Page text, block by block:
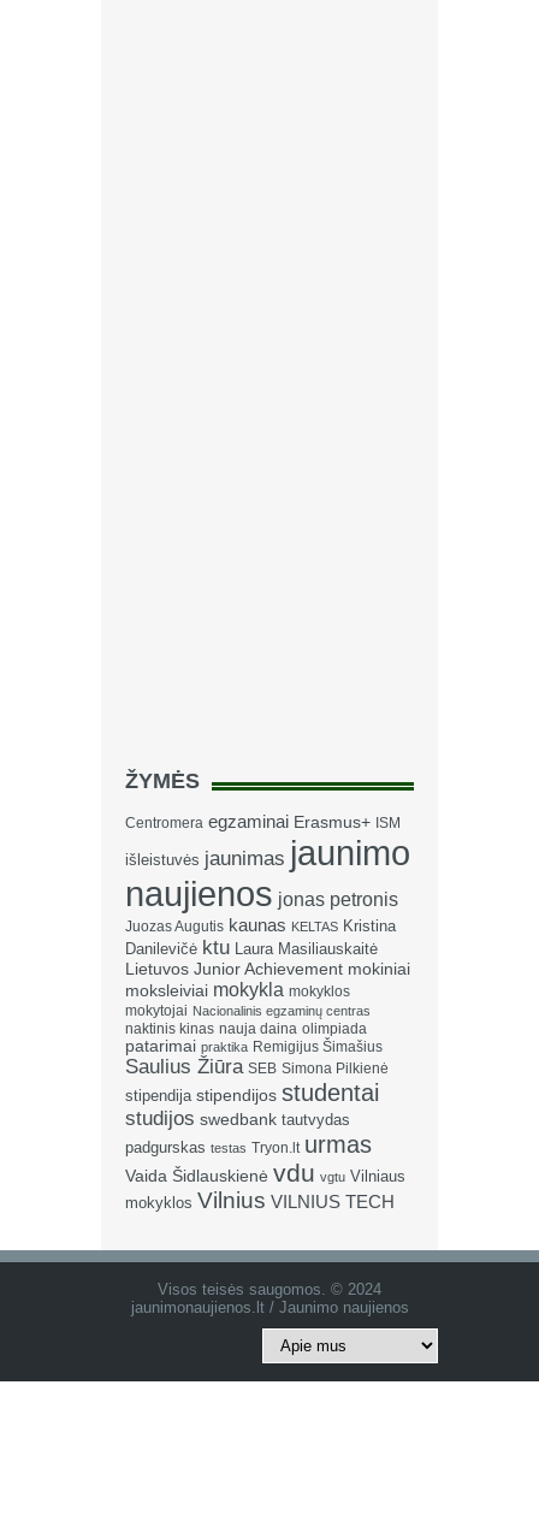
ŽYMĖS
Centromera egzaminai Erasmus+ ISM
išleistuvės jaunimas jaunimo
naujienos jonas petronis
Juozas Augutis kaunas KELTAS Kristina
Danilevičė ktu
Laura Masiliauskaitė
Lietuvos Junior Achievement mokiniai
moksleiviai mokykla mokyklos
mokytojai Nacionalinis egzaminų centras
naktinis kinas nauja daina olimpiada
patarimai praktika Remigijus Šimašius
Saulius Žiūra SEB Simona Pilkienė
stipendija stipendijos studentai
studijos swedbank tautvydas
padgurskas testas Tryon.lt urmas
Vaida Šidlauskienė vdu vgtu Vilniaus
mokyklos Vilnius VILNIUS TECH
Visos teisės saugomos. © 2024
jaunimonaujienos.lt / Jaunimo naujienos